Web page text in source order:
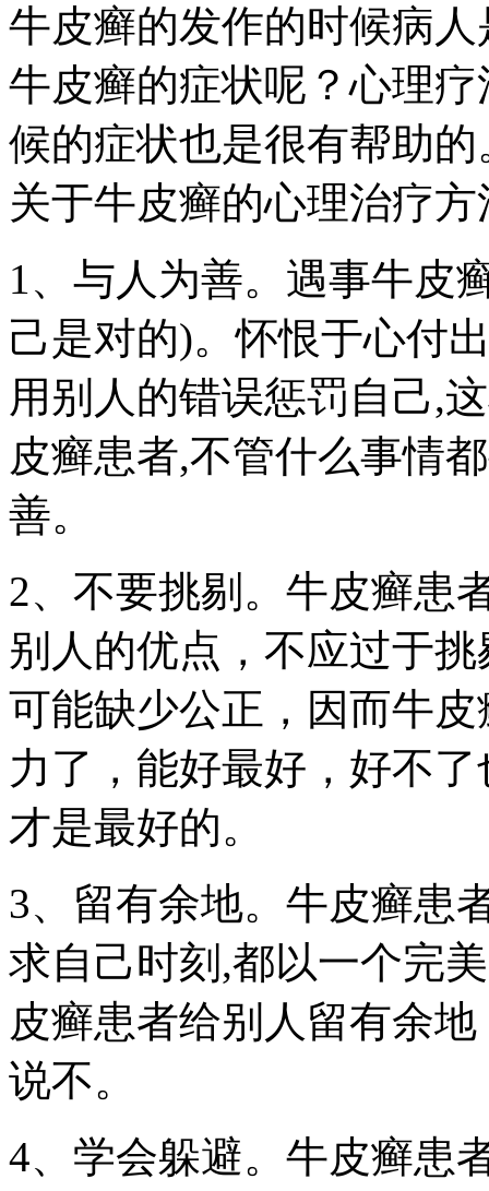
牛皮癣的发作的时候病
牛皮癣的症状呢？心理
候的症状也是很有帮助
关于牛皮癣的心理治疗方
1、与人为善。遇事牛皮
己是对的)。怀恨于心付
用别人的错误惩罚自己,
皮癣患者,不管什么事情
善。
2、不要挑剔。牛皮癣患
别人的优点，不应过于
可能缺少公正，因而牛
力了，能好最好，好不
才是最好的。
3、留有余地。牛皮癣患
求自己时刻,都以一个完
皮癣患者给别人留有余
说不。
4、学会躲避。牛皮癣患